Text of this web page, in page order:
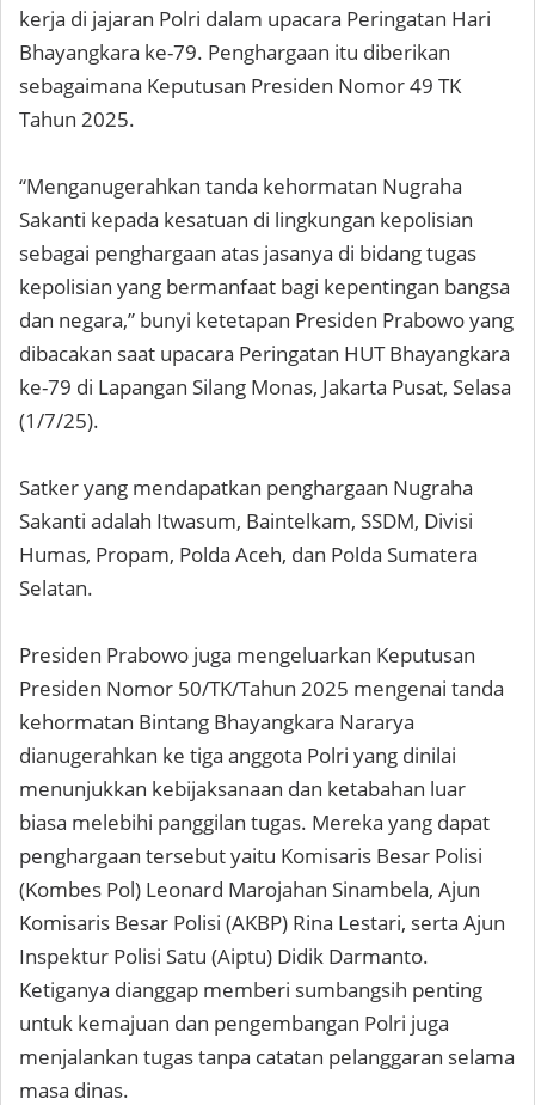
kerja di jajaran Polri dalam upacara Peringatan Hari
Bhayangkara ke-79. Penghargaan itu diberikan
sebagaimana Keputusan Presiden Nomor 49 TK
Tahun 2025.
“Menganugerahkan tanda kehormatan Nugraha
Sakanti kepada kesatuan di lingkungan kepolisian
sebagai penghargaan atas jasanya di bidang tugas
kepolisian yang bermanfaat bagi kepentingan bangsa
dan negara,” bunyi ketetapan Presiden Prabowo yang
dibacakan saat upacara Peringatan HUT Bhayangkara
ke-79 di Lapangan Silang Monas, Jakarta Pusat, Selasa
(1/7/25).
Satker yang mendapatkan penghargaan Nugraha
Sakanti adalah Itwasum, Baintelkam, SSDM, Divisi
Humas, Propam, Polda Aceh, dan Polda Sumatera
Selatan.
Presiden Prabowo juga mengeluarkan Keputusan
Presiden Nomor 50/TK/Tahun 2025 mengenai tanda
kehormatan Bintang Bhayangkara Nararya
dianugerahkan ke tiga anggota Polri yang dinilai
menunjukkan kebijaksanaan dan ketabahan luar
biasa melebihi panggilan tugas. Mereka yang dapat
penghargaan tersebut yaitu Komisaris Besar Polisi
(Kombes Pol) Leonard Marojahan Sinambela, Ajun
Komisaris Besar Polisi (AKBP) Rina Lestari, serta Ajun
Inspektur Polisi Satu (Aiptu) Didik Darmanto.
Ketiganya dianggap memberi sumbangsih penting
untuk kemajuan dan pengembangan Polri juga
menjalankan tugas tanpa catatan pelanggaran selama
masa dinas.